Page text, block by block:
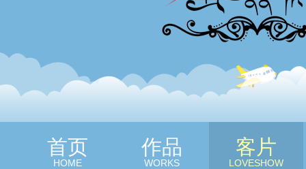
蜜摄影
首页
HOME
作品
WORKS
客片
LOVESHOW